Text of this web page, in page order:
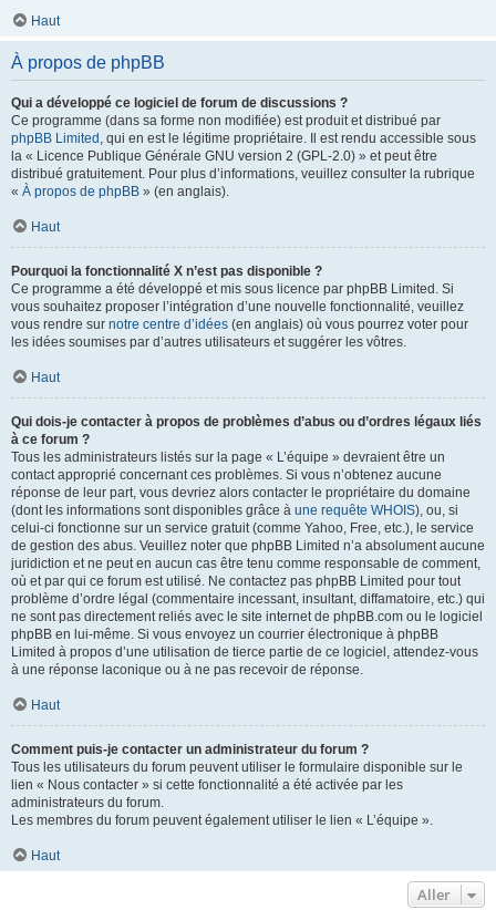
Haut
À propos de phpBB
Qui a développé ce logiciel de forum de discussions ?
Ce programme (dans sa forme non modifiée) est produit et distribué par
phpBB Limited , qui en est le légitime propriétaire. Il est rendu accessible sous
la « Licence Publique Générale GNU version 2 (GPL-2.0) » et peut être
distribué gratuitement. Pour plus d’informations, veuillez consulter la rubrique
« À propos de phpBB » (en anglais).
Haut
Pourquoi la fonctionnalité X n’est pas disponible ?
Ce programme a été développé et mis sous licence par phpBB Limited. Si
vous souhaitez proposer l’intégration d’une nouvelle fonctionnalité, veuillez
vous rendre sur notre centre d’idées (en anglais) où vous pourrez voter pour
les idées soumises par d’autres utilisateurs et suggérer les vôtres.
Haut
Qui dois-je contacter à propos de problèmes d’abus ou d’ordres légaux liés
à ce forum ?
Tous les administrateurs listés sur la page « L’équipe » devraient être un
contact approprié concernant ces problèmes. Si vous n’obtenez aucune
réponse de leur part, vous devriez alors contacter le propriétaire du domaine
(dont les informations sont disponibles grâce à une requête WHOIS), ou, si
celui-ci fonctionne sur un service gratuit (comme Yahoo, Free, etc.), le service
de gestion des abus. Veuillez noter que phpBB Limited n’a absolument aucune
juridiction et ne peut en aucun cas être tenu comme responsable de comment,
où et par qui ce forum est utilisé. Ne contactez pas phpBB Limited pour tout
problème d’ordre légal (commentaire incessant, insultant, diffamatoire, etc.) qui
ne sont pas directement reliés avec le site internet de phpBB.com ou le logiciel
phpBB en lui-même. Si vous envoyez un courrier électronique à phpBB
Limited à propos d’une utilisation de tierce partie de ce logiciel, attendez-vous
à une réponse laconique ou à ne pas recevoir de réponse.
Haut
Comment puis-je contacter un administrateur du forum ?
Tous les utilisateurs du forum peuvent utiliser le formulaire disponible sur le
lien « Nous contacter » si cette fonctionnalité a été activée par les
administrateurs du forum.
Les membres du forum peuvent également utiliser le lien « L’équipe ».
Haut
Aller